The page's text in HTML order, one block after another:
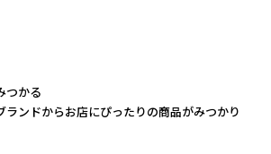
つかる
ランドからお店にぴったりの商品がみつかり